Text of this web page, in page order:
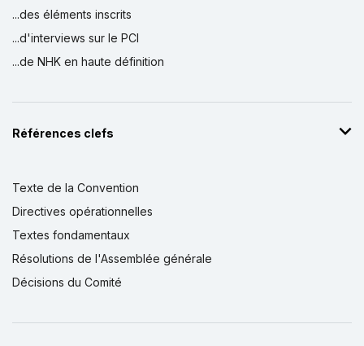
...des éléments inscrits
...d'interviews sur le PCI
...de NHK en haute définition
Références clefs
Texte de la Convention
Directives opérationnelles
Textes fondamentaux
Résolutions de l'Assemblée générale
Décisions du Comité